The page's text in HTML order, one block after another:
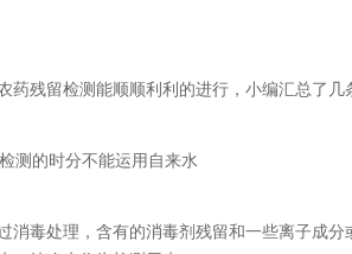
药残留检测能顺顺利利的进行，小编汇总了几
测的时分不能运用自来水
消毒处理，含有的消毒剂残留和一些离子成